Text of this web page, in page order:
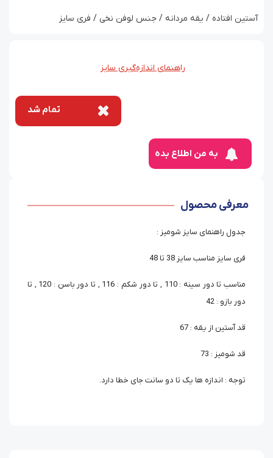
آستین افتاده / یقه مردانه / جنس لوفن نخی / فری سایز
راهنمای اندازه‌گیری سایز
تمام شد
به من اطلاع بده
معرفی محصول
جدول راهنمای سایز شومیز :
فری سایز مناسب سایز 38 تا 48
مناسب تا دور سینه : 110 , تا دور شکم : 116 , تا دور باسن : 120 , تا
دور بازو : 42
قد آستین از یقه : 67
قد شومیز : 73
توجه : اندازه ها یک تا دو سانت جای خطا دارد.